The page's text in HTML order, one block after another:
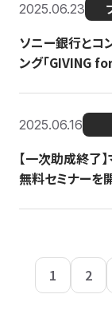
2025.06.23
ソニー銀行とコ
ング「GIVING
2025.06.16
【一次助成終了
無料セミナーを
1 2